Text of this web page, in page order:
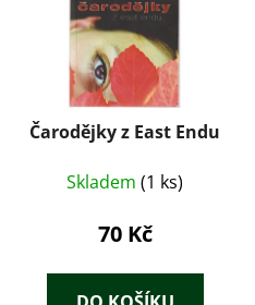
Čarodějky z East Endu
Skladem (1 ks)
70 Kč